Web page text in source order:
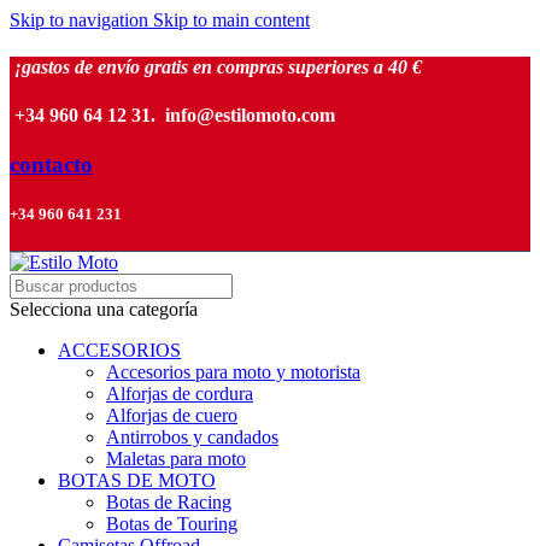
Skip to navigation Skip to main content
¡gastos de envío gratis en compras superiores a 40 €
+34 960 64 12 31. info@estilomoto.com
contacto
+34 960 641 231
Selecciona una categoría
ACCESORIOS
Accesorios para moto y motorista
Alforjas de cordura
Alforjas de cuero
Antirrobos y candados
Maletas para moto
BOTAS DE MOTO
Botas de Racing
Botas de Touring